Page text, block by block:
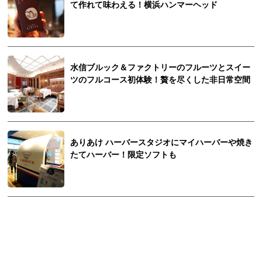
て作れて味わえる！横浜ハンマーヘッド
水信ブルック＆ファクトリーのフルーツとスイー
ツのフルコース初体験！贅を尽くした非日常空間
ありあけ ハーバースタジオにマイハーバーや焼き
たてハーバー！限定ソフトも